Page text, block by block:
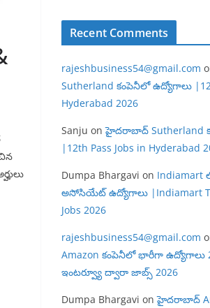
Recent Comments
rajeshbusiness54@gmail.com
Sutherland కంపెనీలో ఉద్యోగాలు
Hyderabad 2026
Sanju onహైదరాబాద్ Sutherland
|12th Pass Jobs in Hyderabad
Dumpa Bhargavi on
అసోసియేట్ ఉద్యోగాలు |Indiamart
Jobs 2026
rajeshbusiness54@gmail.com
Amazon కంపెనీలో భారీగా ఉద్యోగాలు
ఇంటర్వ్యూ ద్వారా జాబ్స్ 2026
Dumpa Bhargavi onహైదరాబాద్